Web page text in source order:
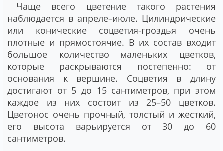
Чаще всего цветение такого растения
наблюдается в апреле–июле. Цилиндрические
или конические соцветия-гроздья очень
плотные и прямостоячие. В их состав входит
большое количество маленьких цветков,
которые раскрываются постепенно: от
основания к вершине. Соцветия в длину
достигают от 5 до 15 сантиметров, при этом
каждое из них состоит из 25–50 цветков.
Цветонос очень прочный, толстый и жесткий,
его высота варьируется от 30 до 60
сантиметров.